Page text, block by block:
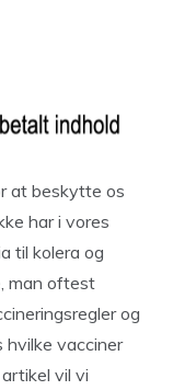
at beskytte os
har i vores
til kolera og
man oftest
og
vacciner
vil vi